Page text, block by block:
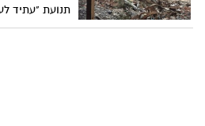
תנועת "עתיד
בעקבות